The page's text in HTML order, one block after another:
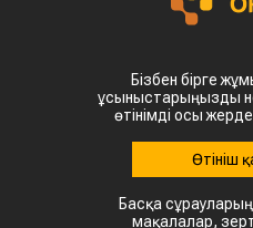
Бізбен бірге
ұсыныстарыңызды
өтінімді осы
Өтініш
Басқа
мақалалар,